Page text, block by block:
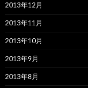
2013年12月
2013年11月
2013年10月
2013年9月
2013年8月